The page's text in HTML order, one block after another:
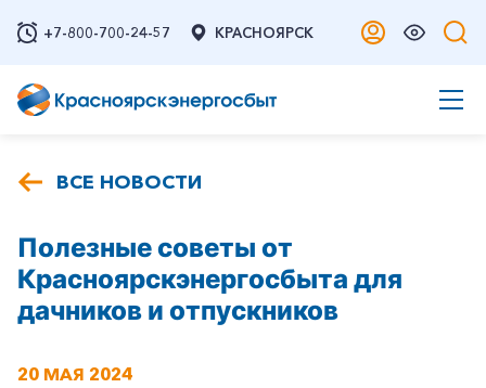
+7-800-700-24-57 КРАСНОЯРСК
ВСЕ НОВОСТИ
Полезные советы от
Красноярскэнергосбыта для
дачников и отпускников
20 МАЯ 2024